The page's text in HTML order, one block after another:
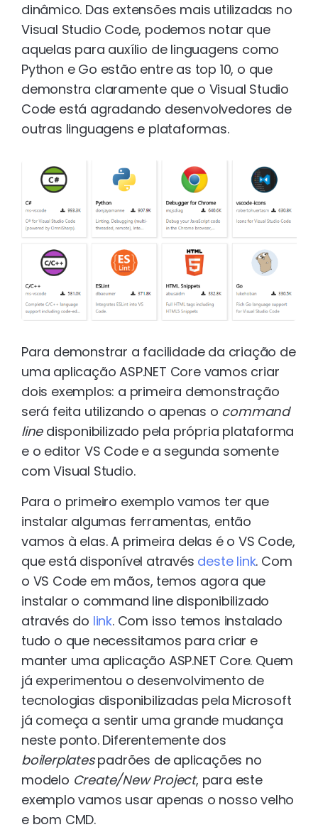
dinâmico. Das extensões mais utilizadas no
Visual Studio Code, podemos notar que
aquelas para auxílio de linguagens como
Python e Go estão entre as top 10, o que
demonstra claramente que o Visual Studio
Code está agradando desenvolvedores de
outras linguagens e plataformas.
Para demonstrar a facilidade da criação de
uma aplicação ASP.NET Core vamos criar
dois exemplos: a primeira demonstração
será feita utilizando o apenas o command
linedisponibilizado pela própria plataforma
e o editor VS Code e a segunda somente
com Visual Studio.
Para o primeiro exemplo vamos ter que
instalar algumas ferramentas, então
vamos à elas. A primeira delas é o VS Code,
que está disponível através deste link. Com
o VS Code em mãos, temos agora que
instalar o command line disponibilizado
através do link. Com isso temos instalado
tudo o que necessitamos para criar e
manter uma aplicação ASP.NET Core. Quem
já experimentou o desenvolvimento de
tecnologias disponibilizadas pela Microsoft
já começa a sentir uma grande mudança
neste ponto. Diferentemente dos
boilerplatespadrões de aplicações no
modelo Create/New Project, para este
exemplo vamos usar apenas o nosso velho
e bom CMD.